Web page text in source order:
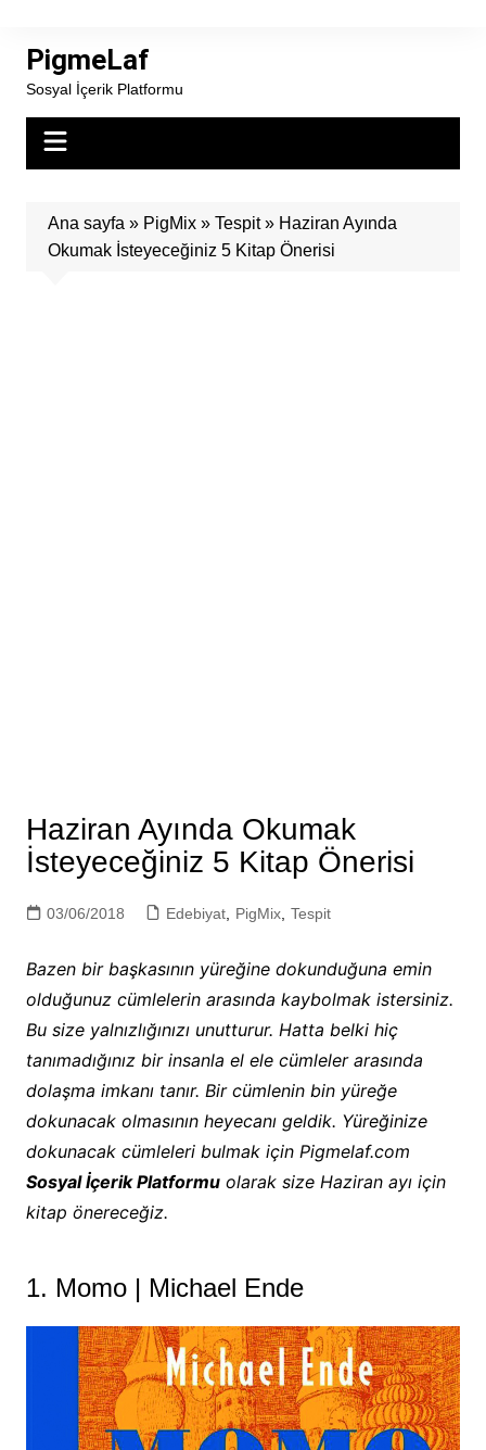
contentPigmeLaf
Sosyal İçerik Platformu
Ana sayfa » PigMix» Tespit» Haziran Ayında
Okumak İsteyeceğiniz 5 Kitap Önerisi
Haziran Ayında Okumak
İsteyeceğiniz 5 Kitap Önerisi
03/06/2018 Edebiyat, PigMix, Tespit
Bazen bir başkasının yüreğine dokunduğuna emin
olduğunuz cümlelerin arasında kaybolmak istersiniz.
Bu size yalnızlığınızı unutturur. Hatta belki hiç
tanımadığınız bir insanla el ele cümleler arasında
dolaşma imkanı tanır. Bir cümlenin bin yüreğe
dokunacak olmasının heyecanı geldik. Yüreğinize
dokunacak cümleleri bulmak için Pigmelaf.com
Sosyal İçerik Platformuolarak size Haziran ayı için
kitap önereceğiz.
1. Momo | Michael Ende